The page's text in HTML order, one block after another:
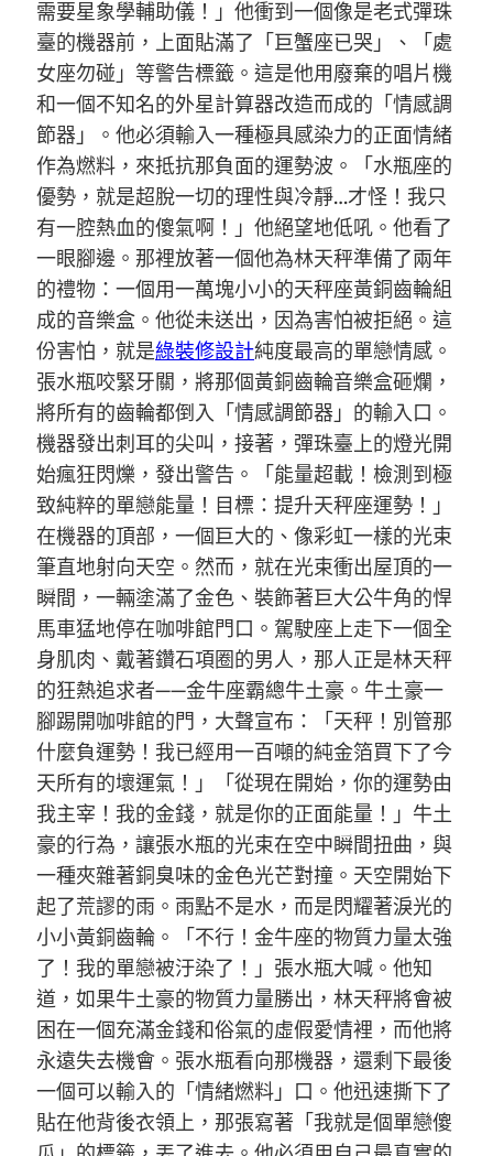
需要星象學輔助儀！」他衝到一個像是老式彈珠
臺的機器前，上面貼滿了「巨蟹座已哭」、「處
女座勿碰」等警告標籤。這是他用廢棄的唱片機
和一個不知名的外星計算器改造而成的「情感調
節器」。他必須輸入一種極具感染力的正面情緒
作為燃料，來抵抗那負面的運勢波。「水瓶座的
優勢，就是超脫一切的理性與冷靜…才怪！我只
有一腔熱血的傻氣啊！」他絕望地低吼。他看了
一眼腳邊。那裡放著一個他為林天秤準備了兩年
的禮物：一個用一萬塊小小的天秤座黃銅齒輪組
成的音樂盒。他從未送出，因為害怕被拒絕。這
份害怕，就是綠裝修設計純度最高的單戀情感。
張水瓶咬緊牙關，將那個黃銅齒輪音樂盒砸爛，
將所有的齒輪都倒入「情感調節器」的輸入口。
機器發出刺耳的尖叫，接著，彈珠臺上的燈光開
始瘋狂閃爍，發出警告。「能量超載！檢測到極
致純粹的單戀能量！目標：提升天秤座運勢！」
在機器的頂部，一個巨大的、像彩虹一樣的光束
筆直地射向天空。然而，就在光束衝出屋頂的一
瞬間，一輛塗滿了金色、裝飾著巨大公牛角的悍
馬車猛地停在咖啡館門口。駕駛座上走下一個全
身肌肉、戴著鑽石項圈的男人，那人正是林天秤
的狂熱追求者——金牛座霸總牛土豪。牛土豪一
腳踢開咖啡館的門，大聲宣布：「天秤！別管那
什麼負運勢！我已經用一百噸的純金箔買下了今
天所有的壞運氣！」「從現在開始，你的運勢由
我主宰！我的金錢，就是你的正面能量！」牛土
豪的行為，讓張水瓶的光束在空中瞬間扭曲，與
一種夾雜著銅臭味的金色光芒對撞。天空開始下
起了荒謬的雨。雨點不是水，而是閃耀著淚光的
小小黃銅齒輪。「不行！金牛座的物質力量太強
了！我的單戀被汙染了！」張水瓶大喊。他知
道，如果牛土豪的物質力量勝出，林天秤將會被
困在一個充滿金錢和俗氣的虛假愛情裡，而他將
永遠失去機會。張水瓶看向那機器，還剩下最後
一個可以輸入的「情緒燃料」口。他迅速撕下了
貼在他背後衣領上，那張寫著「我就是個單戀傻